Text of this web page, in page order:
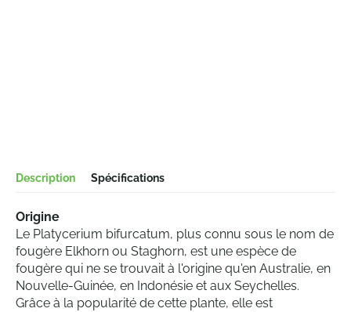
Description Spécifications
Origine
Le Platycerium bifurcatum, plus connu sous le nom de
fougère Elkhorn ou Staghorn, est une espèce de
fougère qui ne se trouvait à l'origine qu'en Australie, en
Nouvelle-Guinée, en Indonésie et aux Seychelles.
Grâce à la popularité de cette plante, elle est